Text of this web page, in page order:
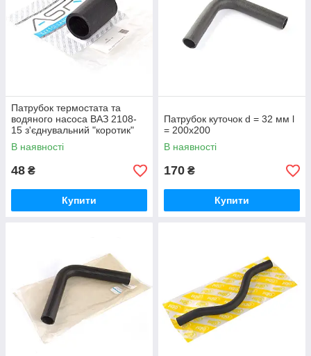
Патрубок термостата та
водяного насоса ВАЗ 2108-
15 з'єднувальний "коротик"
В наявності
48 ₴
Купити
Патрубок куточок d = 32 мм l
= 200х200
В наявності
170 ₴
Купити